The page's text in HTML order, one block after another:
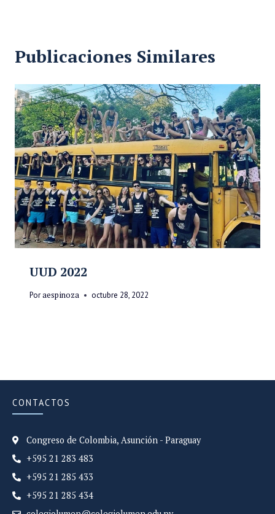
Publicaciones Similares
UUD 2022
Poraespinoza octubre 28, 2022
CONTACTOS
Congreso de Colombia, Asunción - Paraguay
+595 21 283 483
+595 21 285 433
+595 21 285 434